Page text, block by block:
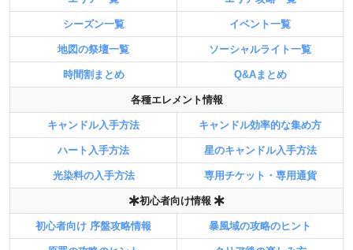
シーズン一覧 イベント一覧
地図の祭壇一覧 ソーシャルライト一覧
時間割まとめ Q&Aまとめ
各種エレメント情報
キャンドル入手方法 キャンドル効率的な集め方
ハート入手方法 星のキャンドル入手方法
光染料の入手方法 専用チケット・専用通貨
初心者向け情報
初心者向け 序盤攻略情報 暴風域の攻略のヒント